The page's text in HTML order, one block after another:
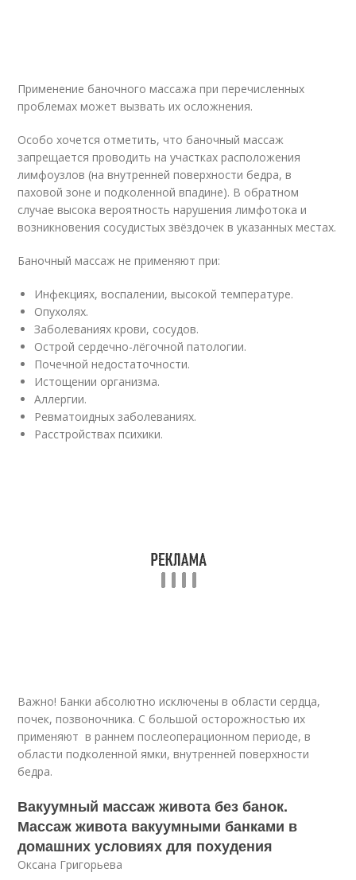
Применение баночного массажа при перечисленных
проблемах может вызвать их осложнения.
Особо хочется отметить, что баночный массаж
запрещается проводить на участках расположения
лимфоузлов (на внутренней поверхности бедра, в
паховой зоне и подколенной впадине). В обратном
случае высока вероятность нарушения лимфотока и
возникновения сосудистых звёздочек в указанных местах.
Баночный массаж не применяют при:
Инфекциях, воспалении, высокой температуре.
Опухолях.
Заболеваниях крови, сосудов.
Острой сердечно-лёгочной патологии.
Почечной недостаточности.
Истощении организма.
Аллергии.
Ревматоидных заболеваниях.
Расстройствах психики.
Важно! Банки абсолютно исключены в области сердца,
почек, позвоночника. С большой осторожностью их
применяют в раннем послеоперационном периоде, в
области подколенной ямки, внутренней поверхности
бедра.
Вакуумный массаж живота без банок.
Массаж живота вакуумными банками в
домашних условиях для похудения
Оксана Григорьева